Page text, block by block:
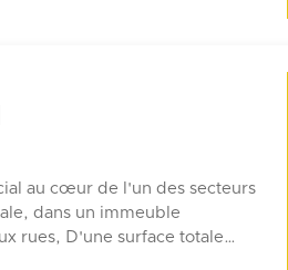
sol complètent ce bien.
au cœur de l'un des secteurs
dans un immeuble
rues, D'une surface totale